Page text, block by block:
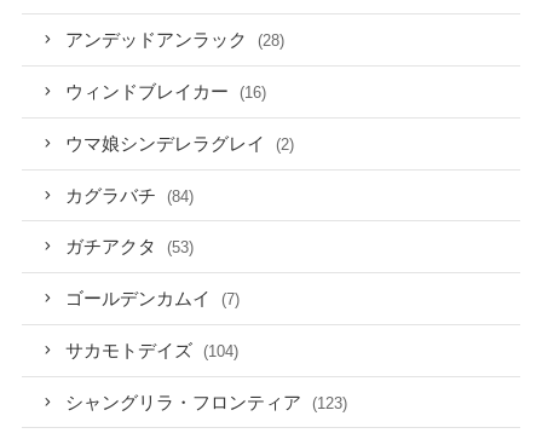
アンデッドアンラック (28)
ウィンドブレイカー (16)
ウマ娘シンデレラグレイ (2)
カグラバチ (84)
ガチアクタ (53)
ゴールデンカムイ (7)
サカモトデイズ (104)
シャングリラ・フロンティア (123)